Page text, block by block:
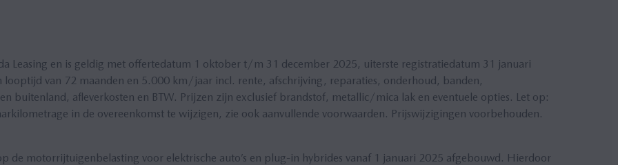
Leasing en is geldig met offertedatum 1 oktober t/m 31 december 2025, uiterste registratiedatum 31 januari
looptijd van 72 maanden en 5.000 km/jaar incl. rente, afschrijving, reparaties, onderhoud, banden,
buitenland, afleverkosten en BTW. Prijzen zijn exclusief brandstof, metallic/mica lak en eventuele opties. Let op:
in de overeenkomst te wijzigen, zie ook aanvullende voorwaarden. Prijswijzigingen voorbehouden.
de motorrijtuigenbelasting voor elektrische auto’s en plug-in hybrides vanaf 1 januari 2025 afgebouwd. Hierdoor